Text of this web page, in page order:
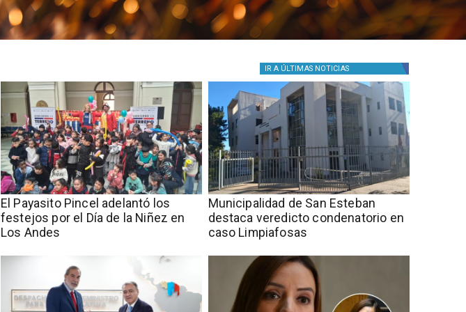
IR A ÚLTIMAS NOTICIAS
El Payasito Pincel adelantó los
festejos por el Día de la Niñez en
Los Andes
Municipalidad de San Esteban
destaca veredicto condenatorio en
caso Limpiafosas